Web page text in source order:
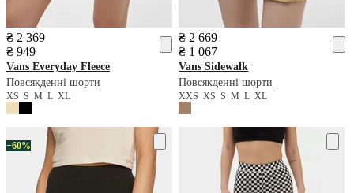
₴ 2 369
₴ 949
Vans Everyday Fleece
Повсякденні шорти
XS S M L XL
₴ 2 669
₴ 1 067
Vans Sidewalk
Повсякденні шорти
XXSXSSMLXL
−60%